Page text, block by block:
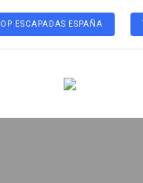
ESCAPADAS ESPAÑA